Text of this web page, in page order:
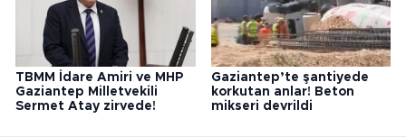
TBMM İdare Amiri ve MHP
Gaziantep Milletvekili
Sermet Atay zirvede!
Gaziantep’te şantiyede
korkutan anlar! Beton
mikseri devrildi